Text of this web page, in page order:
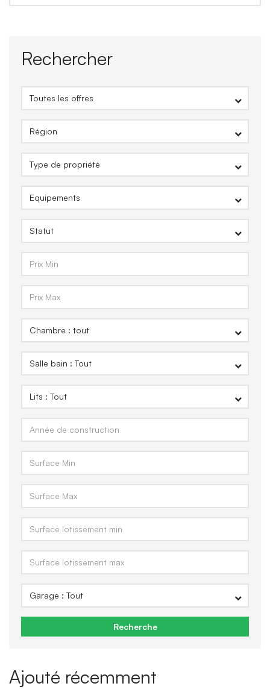
Rechercher
Recherche
Ajouté récemment